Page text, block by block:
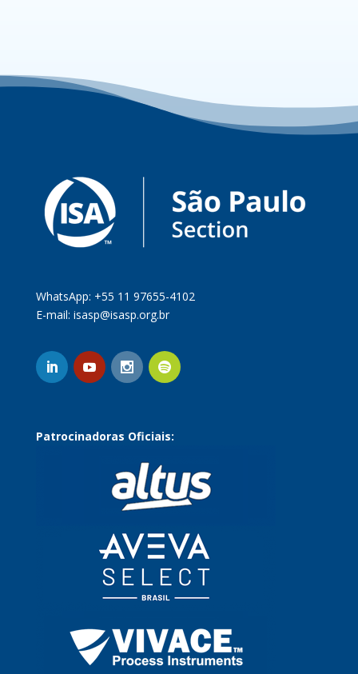
WhatsApp: +55 11 97655-4102
E-mail: isasp@isasp.org.br
Patrocinadoras Oficiais: